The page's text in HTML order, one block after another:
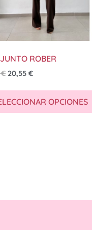
ROBER
€ 20,55 €
OPCIONES